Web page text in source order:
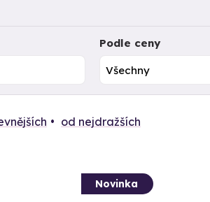
Podle ceny
od nejdražších
Novinka